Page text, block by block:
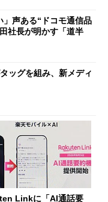
」声ある“ドコモ通信品
社長が明かす「道半
ッグを組み、新メディ
Linkに「AI通話要